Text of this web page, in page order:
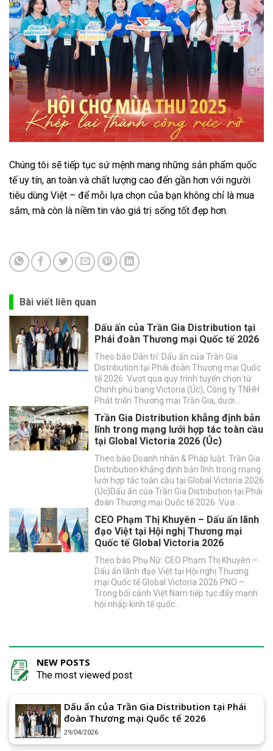
Chúng tôi sẽ tiếp tục sứ mệnh mang những sản phẩm quốc
tế uy tín, an toàn và chất lượng cao đến gần hơn với người
tiêu dùng Việt – để mỗi lựa chọn của bạn không chỉ là mua
sắm, mà còn là niềm tin vào giá trị sống tốt đẹp hơn.
Bài viết liên quan
Dấu ấn của Trần Gia Distribution tại
Phái đoàn Thương mại Quốc tế 2026
Theo báo Dân trí: Dấu ấn của Trần Gia
Distribution tại Phái đoàn Thương mại Quốc
tế 2026 Vượt qua quy trình tuyển chọn từ
Chính phủ bang Victoria (Úc), Công ty TNHH
Phát triển Thương mại Trần Gia, dưới…
Trần Gia Distribution khẳng định bản
lĩnh trong mạng lưới hợp tác toàn cầu
tại Global Victoria 2026 (Úc)
Theo báo Doanh nhân & Pháp luật: Trần Gia
Distribution khẳng định bản lĩnh trong mạng
lưới hợp tác toàn cầu tại Global Victoria 2026
(Úc)Dấu ấn của Trần Gia Distribution tại Phái
đoàn Thương mại Quốc tế 2026 Vừa…
CEO Phạm Thị Khuyên – Dấu ấn lãnh
đạo Việt tại Hội nghị Thương mại
Quốc tế Global Victoria 2026
Theo báo Phụ Nữ: CEO Phạm Thị Khuyên –
Dấu ấn lãnh đạo Việt tại Hội nghị Thương
mại Quốc tế Global Victoria 2026 PNO –
Trong bối cảnh Việt Nam tiếp tục đẩy mạnh
hội nhập kinh tế quốc…
NEW POSTS
The most viewed post
Dấu ấn của Trần Gia Distribution tại Phái
đoàn Thương mại Quốc tế 2026
29/04/2026